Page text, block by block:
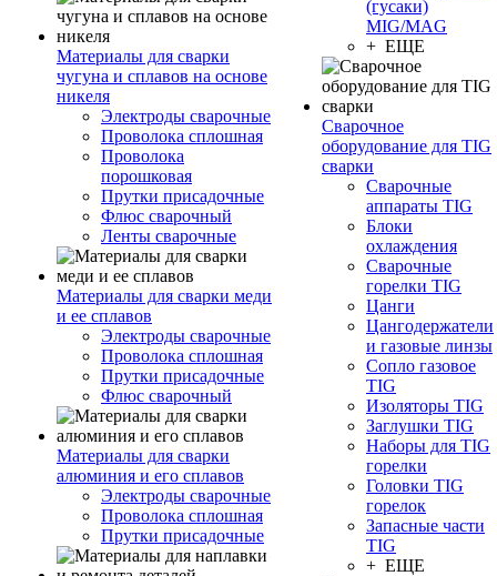
Материалы для сварки
чугуна и сплавов на основе
никеля
Электроды сварочные
Проволока сплошная
Проволока
порошковая
Прутки присадочные
Флюс сварочный
Ленты сварочные
Материалы для сварки меди
и ее сплавов
Электроды сварочные
Проволока сплошная
Прутки присадочные
Флюс сварочный
Материалы для сварки
алюминия и его сплавов
Электроды сварочные
Проволока сплошная
Прутки присадочные
(гусаки)
MIG/MAG
+ ЕЩЕ
Сварочное
оборудование для TIG
сварки
Сварочные
аппараты TIG
Блоки
охлаждения
Сварочные
горелки TIG
Цанги
Цангодержатели
и газовые линзы
Сопло газовое
TIG
Изоляторы TIG
Заглушки TIG
Наборы для TIG
горелки
Головки TIG
горелок
Запасные части
TIG
+ ЕЩЕ